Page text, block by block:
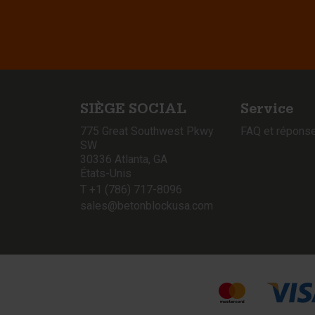
SIÈGE SOCIAL
775 Great Southwest Pkwy
SW
30336 Atlanta, GA
États-Unis
T +1 (786) 717-8096
sales@betonblockusa.com
Service
FAQ et